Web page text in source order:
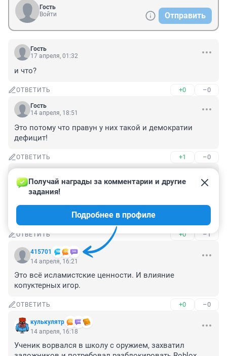
Гость
Войти
Отправить
Гость
17 апреля, 01:32
и что?
ОТВЕТИТЬ +0 –0
Гость
14 апреля, 18:51
Это потому что правун у них такой и демократии
дефицит!
ОТВЕТИТЬ +1 –0
14 апреля, 17:29
Рассудить случившееся по истинному закону - по
шариату - может только имам, это же в
мусульманском обществе всё произошло.
ОТВЕТИТЬ +0 –1
415701
Получай награды за комментарии и другие
задания!
Подробнее в профиле
14 апреля, 16:21
Это всё исламистские ценности. И влияние
копуктерных игор.
ОТВЕТИТЬ +0 –0
кулькулятр
14 апреля, 16:18
Ученик ворвался в школу с оружием, захватил